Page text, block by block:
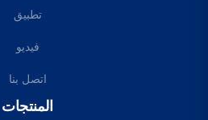
تطبيق
فيديو
اتصل بنا
المنتجات